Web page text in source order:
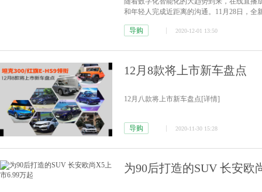
和年轻人完成近距离的沟通。11月28日，全
导购
2020-12-01 13:50
12月8款将上市新车盘点
12月八款将上市新车盘点 [详情]
导购 2020-11-30 15:28
为90后打造的SUV 长安欧